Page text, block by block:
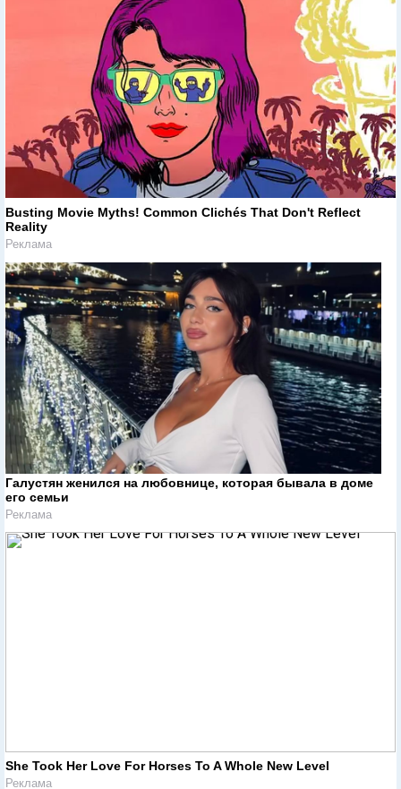
Busting Movie Myths! Common Clichés That Don't Reflect
Reality
Реклама
Галустян женился на любовнице, которая бывала в доме
его семьи
Реклама
She Took Her Love For Horses To A Whole New Level
Реклама